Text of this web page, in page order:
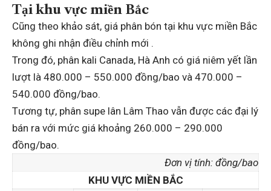
Tại khu vực miền Bắc
Cũng theo khảo sát, giá phân bón tại khu vực miền Bắc
không ghi nhận điều chỉnh mới .
Trong đó, phân kali Canada, Hà Anh có giá niêm yết lần
lượt là 480.000 – 550.000 đồng/bao và 470.000 –
540.000 đồng/bao.
Tương tự, phân supe lân Lâm Thao vẫn được các đại lý
bán ra với mức giá khoảng 260.000 – 290.000
đồng/bao.
Đơn vị tính: đồng/bao
KHU VỰC MIỀN BẮC